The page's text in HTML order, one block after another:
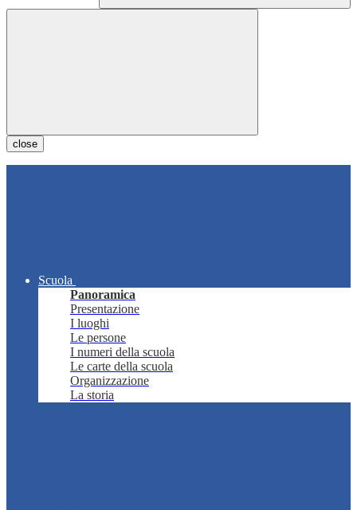
close
Scuola
Panoramica
Presentazione
I luoghi
Le persone
I numeri della scuola
Le carte della scuola
Organizzazione
La storia